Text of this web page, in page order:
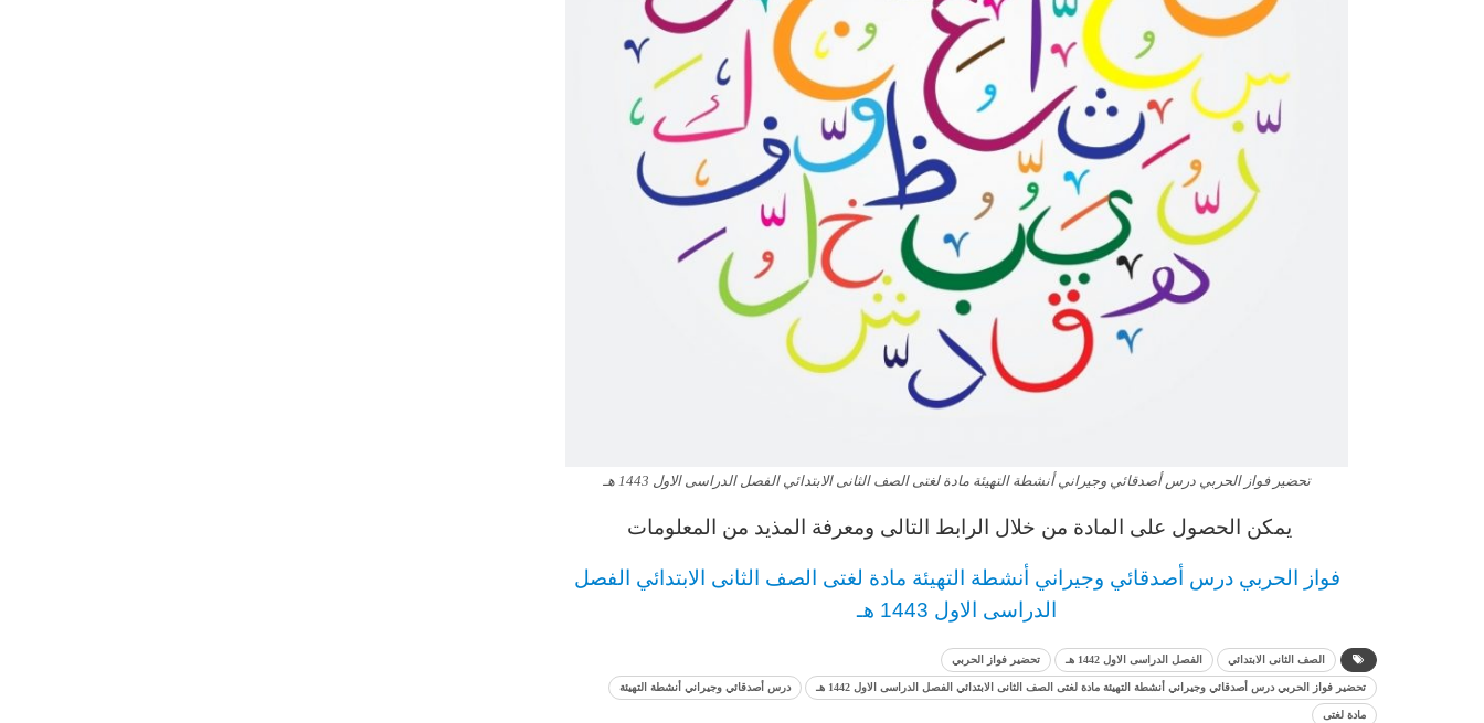
تحضير فواز الحربي درس أصدقائي وجيراني أنشطة التهيئة مادة لغتى الصف الثانى الابتدائي الفصل الدراسى الاول 1443 هـ
يمكن الحصول على المادة من خلال الرابط التالى ومعرفة المذيد من المعلومات
فواز الحربيدرس أصدقائي وجيراني أنشطة التهيئة مادة لغتى الصف الثانى الابتدائي الفصل
الدراسى الاول 1443 هـ
الصف الثانى الابتدائي الفصل الدراسى الاول 1442 هـ تحضير فواز الحربي
تحضير فواز الحربي درس أصدقائي وجيراني أنشطة التهيئة مادة لغتى الصف الثانى الابتدائي الفصل الدراسى الاول 1442 هـ درس أصدقائي وجيراني أنشطة التهيئة
مادة لغتى